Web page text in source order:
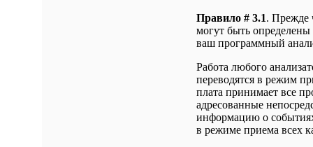
Правило # 3.1. Прежде
могут быть определены
ваш программный
Работа любого
переводятся в режим
плата принимает все
адресованные
информацию о
в режиме приема всех